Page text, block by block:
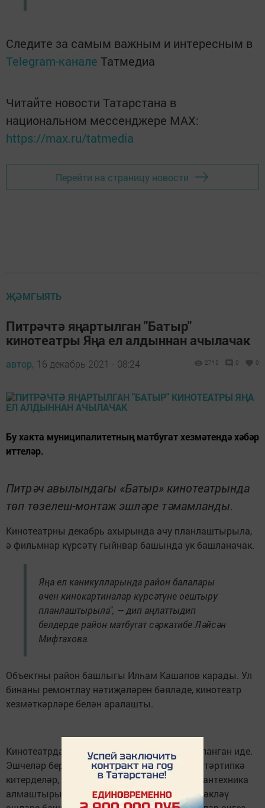
Следите за самым важным и интересным в
Telegram-канале Татмедиа
Читайте новости Татарстана в
национальном мессенджере MАХ:
https://max.ru/tatmedia
Перейти на страницу новости
ҖӘМГЫЯТЬ
Питрәчтә яңартылган "Батыр"
кинотеатры Яңа ел алдыннан ачылачак
автор, 16 декабрь 2021 - 08:24 2715 0 0
Бу хакта муниципалитетның матбугат хезмәтендә хәбәр
иттеләр.
Питрәч авылындагы «Батыр» кинотеатрында
төп төзелеш-монтаж эшләре тәмамланды.
Кинотеатрны декабрь ахырында ачу планлаштырыла,
ә фильмнар күрсәтү гыйнвар башында ук башланачак.
Яңа ел каникулларында район балалары
өчен кинокартиналар күрсәтүне оештыру
планлаштырыла", — дип аңлаттыдип
белдерде район матбугат сәркатибе Ләйсән
Мифтахова.
Объектны район башлыгы Илһам Кашапов карады. Ул
бинаны ремонтлау нәтиҗәләрен бәяләде, кинотеатр
хезмәткәрләре белән аралашты.
Кинотеатрда капиталь ремонт быел яз башланган иде.
Эшчеләр беренче эш итеп бинаның түбәсен тәртипкә
китерделәр, аннары җылылык, электрика, сантехника
алмаштырылды, фасадны яңарттылар, бизәкләү